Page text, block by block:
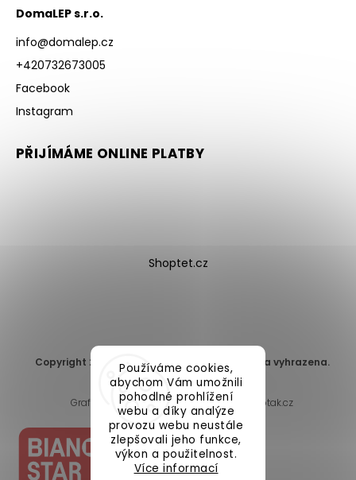
Používáme cookies,
abychom Vám umožnili
pohodlné prohlížení
webu a díky analýze
provozu webu neustále
zlepšovali jeho funkce,
výkon a použitelnost.
Více informací
DomaLEP s.r.o.
info@domalep.cz
+420732673005
Facebook
Instagram
PŘIJÍMÁME ONLINE PLATBY
Shoptet.cz
Copyright 2026 DomaLEP s.r.o.
. Všechna práva vyhrazena.
Upravit nastavení cookies
Grafický návrh vytvořil a nakódoval
Shoptak.cz